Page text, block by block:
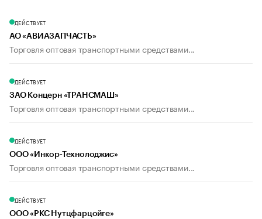
ДЕЙСТВУЕТ
АО «АВИАЗАПЧАСТЬ»
Торговля оптовая транспортными средствами...
ДЕЙСТВУЕТ
ЗАО Концерн «ТРАНСМАШ»
Торговля оптовая транспортными средствами...
ДЕЙСТВУЕТ
ООО «Инкор-Технолоджис»
Торговля оптовая транспортными средствами...
ДЕЙСТВУЕТ
ООО «РКС Нутцфарцойге»